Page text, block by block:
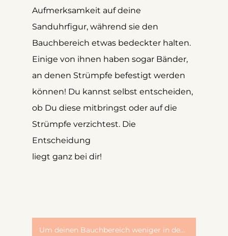
Aufmerksamkeit auf deine
Sanduhrfigur, während sie den
Bauchbereich etwas bedeckter halten.
Einige von ihnen haben sogar Bänder,
an denen Strümpfe befestigt werden
können! Du kannst selbst entscheiden,
ob Du diese mitbringst oder auf die
Strümpfe verzichtest. Die
Entscheidung
liegt ganz bei dir!
Um deinen Bauchbereich weniger in den Fokus zu rücken